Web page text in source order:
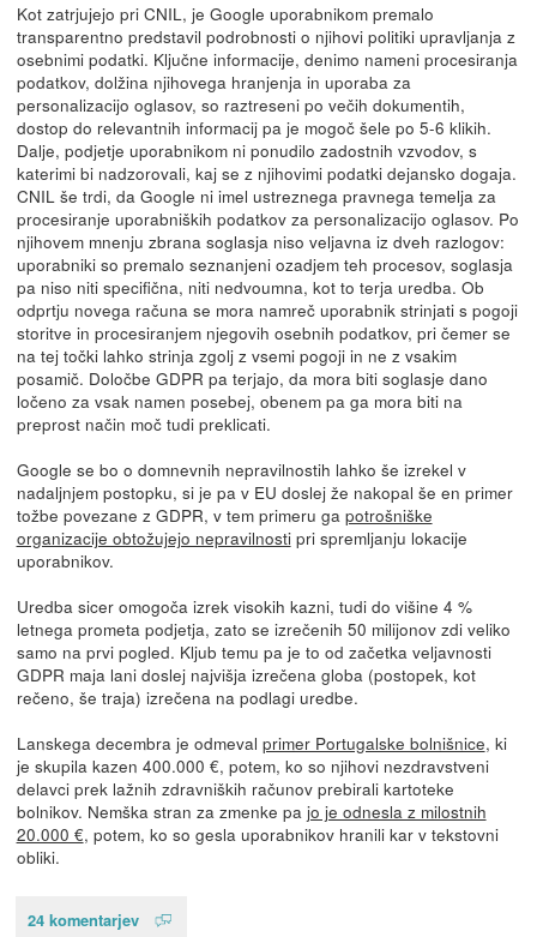
Kot zatrjujejo pri CNIL, je Google uporabnikom premalo
transparentno predstavil podrobnosti o njihovi politiki upravljanja z
osebnimi podatki. Ključne informacije, denimo nameni procesiranja
podatkov, dolžina njihovega hranjenja in uporaba za
personalizacijo oglasov, so raztreseni po večih dokumentih,
dostop do relevantnih informacij pa je mogoč šele po 5-6 klikih.
Dalje, podjetje uporabnikom ni ponudilo zadostnih vzvodov, s
katerimi bi nadzorovali, kaj se z njihovimi podatki dejansko dogaja.
CNIL še trdi, da Google ni imel ustreznega pravnega temelja za
procesiranje uporabniških podatkov za personalizacijo oglasov. Po
njihovem mnenju zbrana soglasja niso veljavna iz dveh razlogov:
uporabniki so premalo seznanjeni ozadjem teh procesov, soglasja
pa niso niti specifična, niti nedvoumna, kot to terja uredba. Ob
odprtju novega računa se mora namreč uporabnik strinjati s pogoji
storitve in procesiranjem njegovih osebnih podatkov, pri čemer se
na tej točki lahko strinja zgolj z vsemi pogoji in ne z vsakim
posamič. Določbe GDPR pa terjajo, da mora biti soglasje dano
ločeno za vsak namen posebej, obenem pa ga mora biti na
preprost način moč tudi preklicati.
Google se bo o domnevnih nepravilnostih lahko še izrekel v
nadaljnjem postopku, si je pa v EU doslej že nakopal še en primer
tožbe povezane z GDPR, v tem primeru ga potrošniške
organizacije obtožujejo nepravilnostipri spremljanju lokacije
uporabnikov.
Uredba sicer omogoča izrek visokih kazni, tudi do višine 4 %
letnega prometa podjetja, zato se izrečenih 50 milijonov zdi veliko
samo na prvi pogled. Kljub temu pa je to od začetka veljavnosti
GDPR maja lani doslej najvišja izrečena globa (postopek, kot
rečeno, še traja) izrečena na podlagi uredbe.
Lanskega decembra je odmeval primer Portugalske bolnišnice, ki
je skupila kazen 400.000 €, potem, ko so njihovi nezdravstveni
delavci prek lažnih zdravniških računov prebirali kartoteke
bolnikov. Nemška stran za zmenke pa jo je odnesla z milostnih
20.000 €, potem, ko so gesla uporabnikov hranili kar v tekstovni
obliki.
24 komentarjev